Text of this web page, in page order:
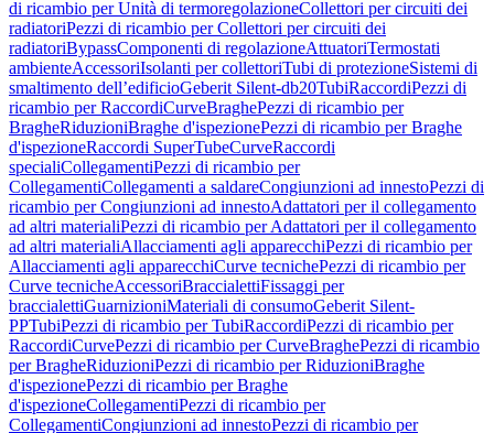
di ricambio per Unità di termoregolazioneCollettori per circuiti dei
radiatoriPezzi di ricambio per Collettori per circuiti dei
radiatoriBypassComponenti di regolazioneAttuatoriTermostati
ambienteAccessoriIsolanti per collettoriTubi di protezioneSistemi di
smaltimento dell’edificioGeberit Silent-db20TubiRaccordiPezzi di
ricambio per RaccordiCurveBraghePezzi di ricambio per
BragheRiduzioniBraghe d'ispezionePezzi di ricambio per Braghe
d'ispezioneRaccordi SuperTubeCurveRaccordi
specialiCollegamentiPezzi di ricambio per
CollegamentiCollegamenti a saldareCongiunzioni ad innestoPezzi di
ricambio per Congiunzioni ad innestoAdattatori per il collegamento
ad altri materialiPezzi di ricambio per Adattatori per il collegamento
ad altri materialiAllacciamenti agli apparecchiPezzi di ricambio per
Allacciamenti agli apparecchiCurve tecnichePezzi di ricambio per
Curve tecnicheAccessoriBraccialettiFissaggi per
braccialettiGuarnizioniMateriali di consumoGeberit Silent-
PPTubiPezzi di ricambio per TubiRaccordiPezzi di ricambio per
RaccordiCurvePezzi di ricambio per CurveBraghePezzi di ricambio
per BragheRiduzioniPezzi di ricambio per RiduzioniBraghe
d'ispezionePezzi di ricambio per Braghe
d'ispezioneCollegamentiPezzi di ricambio per
CollegamentiCongiunzioni ad innestoPezzi di ricambio per